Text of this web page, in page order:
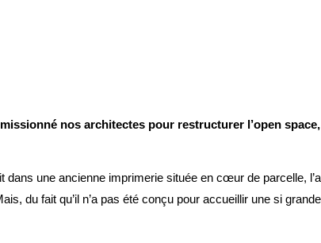
nos architectes pour restructurer l’open
dans une ancienne imprimerie située en cœur de parcelle,
du fait qu’il n’a pas été conçu pour accueillir une si